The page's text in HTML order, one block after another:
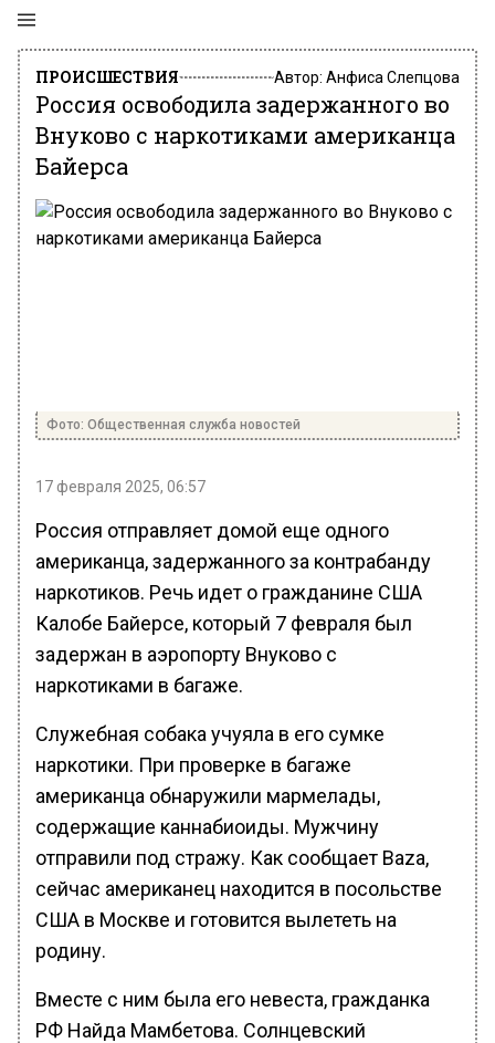
ПРОИСШЕСТВИЯ Автор: Анфиса Слепцова
Россия освободила задержанного во
Внуково с наркотиками американца
Байерса
Фото: Общественная служба новостей
17 февраля 2025, 06:57
Россия отправляет домой еще одного
американца, задержанного за контрабанду
наркотиков. Речь идет о гражданине США
Калобе Байерсе, который 7 февраля был
задержан в аэропорту Внуково с
наркотиками в багаже.
Служебная собака учуяла в его сумке
наркотики. При проверке в багаже
американца обнаружили мармелады,
содержащие каннабиоиды. Мужчину
отправили под стражу. Как сообщает Baza,
сейчас американец находится в посольстве
США в Москве и готовится вылететь на
родину.
Вместе с ним была его невеста, гражданка
РФ Найда Мамбетова. Солнцевский